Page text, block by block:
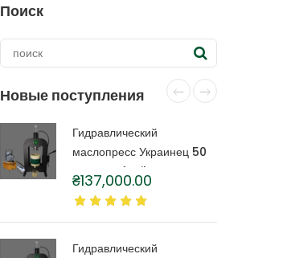
Поиск
Новые поступления
Гидравлический
маслопресс Украинец 50
тонн CraftOil с
капролоновой бочкой 6
литров
₴137,000.00
Гидравлический